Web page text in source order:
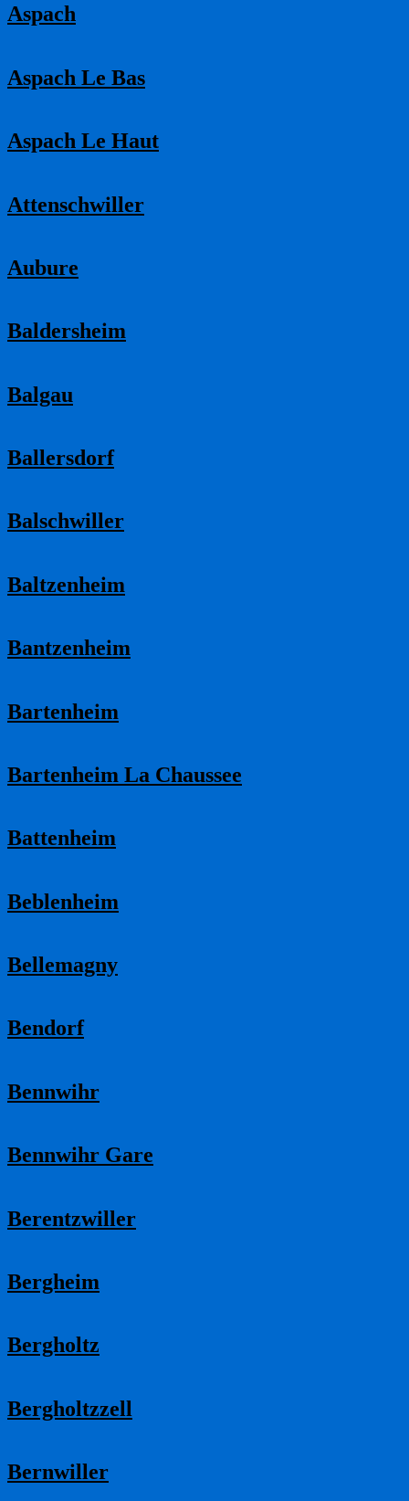
Aspach
Aspach Le Bas
Aspach Le Haut
Attenschwiller
Aubure
Baldersheim
Balgau
Ballersdorf
Balschwiller
Baltzenheim
Bantzenheim
Bartenheim
Bartenheim La Chaussee
Battenheim
Beblenheim
Bellemagny
Bendorf
Bennwihr
Bennwihr Gare
Berentzwiller
Bergheim
Bergholtz
Bergholtzzell
Bernwiller